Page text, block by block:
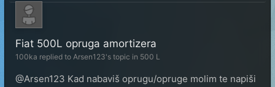
Fiat 500L opruga amortizera
100ka replied to Arsen123's topic in 500 L
@Arsen123 Kad nabaviš oprugu/opruge molim te napiši